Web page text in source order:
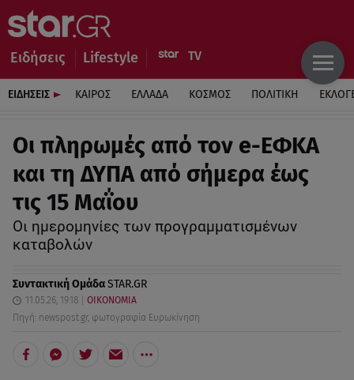
Ειδήσεις Lifestyle
ΕΙΔΗΣΕΙΣ ΚΑΙΡΟΣ ΕΛΛΑΔΑ ΚΟΣΜΟΣ ΠΟΛΙΤΙΚΗ
Οι πληρωμές από τον e-ΕΦΚΑ
και τη ΔΥΠΑ από σήμερα έως
τις 15 Μαΐου
Οι ημερομηνίες των προγραμματισμένων
καταβολών
Συντακτική ΟμάδαSTAR.GR
11.05.26, 19:18
ΟΙΚΟΝΟΜΙΑ
Πηγή: newspost.gr, φωτογραφία Ευρωκίνηση